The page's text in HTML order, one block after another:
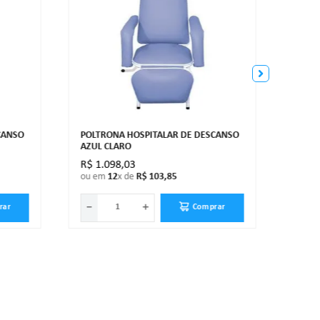
POLTRONA HOSPITALAR DE DESCANSO
AZUL CLARO
R$ 1.098,03
ou em 12x de R$ 103,85
＋
－ Comprar